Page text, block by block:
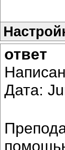
ответ
Дата: